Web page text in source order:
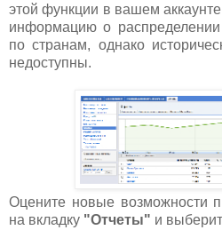
этой функции в вашем
информацию о распределении
по странам, однако
недоступны.
Оцените новые возможности
на вкладку "Отчеты" и